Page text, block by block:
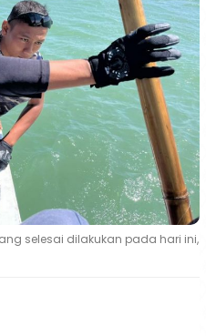
selesai dilakukan pada hari ini,